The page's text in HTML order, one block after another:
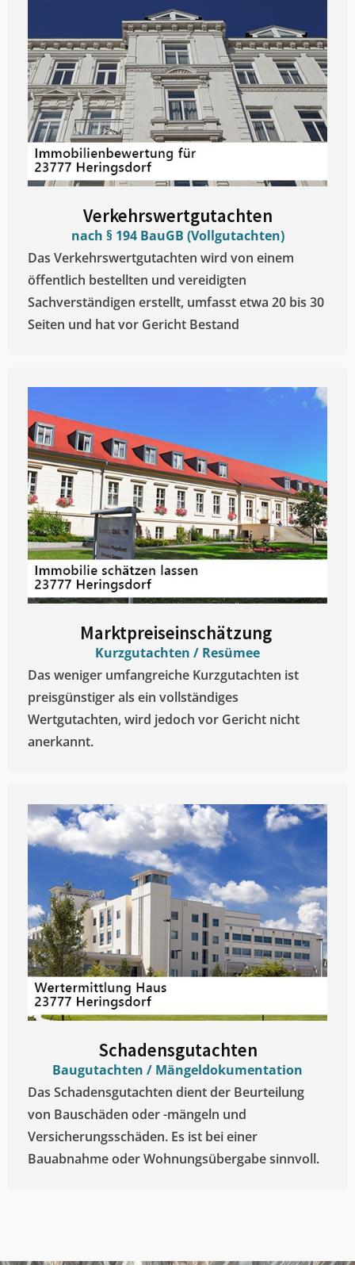
Verkehrswertgutachten
nach § 194 BauGB (Vollgutachten)
Das Verkehrswertgutachten wird von einem
öffentlich bestellten und vereidigten
Sachverständigen erstellt, umfasst etwa 20 bis 30
Seiten und hat vor Gericht Bestand
Marktpreiseinschätzung ​
Kurzgutachten / Resümee
Das weniger umfangreiche Kurzgutachten ist
preisgünstiger als ein vollständiges
Wertgutachten, wird jedoch vor Gericht nicht
anerkannt.
Schadensgutachten
Baugutachten / Mängeldokumentation
Das Schadensgutachten dient der Beurteilung
von Bauschäden oder -mängeln und
Versicherungsschäden. Es ist bei einer
Bauabnahme oder Wohnungsübergabe sinnvoll.